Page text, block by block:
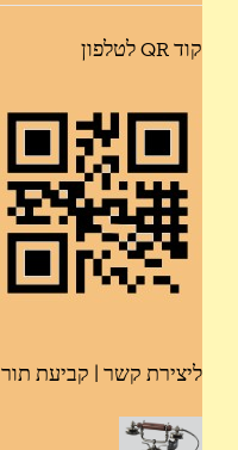
קוד QR לטלפון
ליצירת קשר | קביעת תור